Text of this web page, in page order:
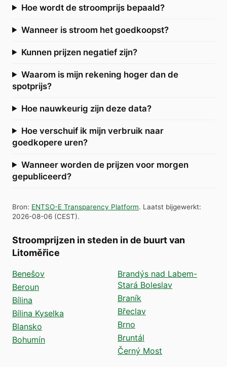
Hoe wordt de stroomprijs bepaald?
Wanneer is stroom het goedkoopst?
Kunnen prijzen negatief zijn?
Waarom is mijn rekening hoger dan de
spotprijs?
Hoe nauwkeurig zijn deze data?
Hoe verschuif ik mijn verbruik naar
goedkopere uren?
Wanneer worden de prijzen voor morgen
gepubliceerd?
Bron: ENTSO-E Transparency Platform. Laatst bijgewerkt:
2026-08-06 (CEST).
Stroomprijzen in steden in de buurt van
Litoměřice
Benešov
Beroun
Bílina
Bílina Kyselka
Blansko
Bohumín
Brandýs nad Labem-
Stará Boleslav
Braník
Břeclav
Brno
Bruntál
Černý Most